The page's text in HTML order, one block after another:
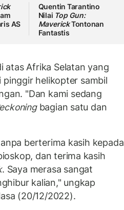
AS
Quentin Tarantino
Nilai Top Gun:
MaverickTontonan
Fantastis
atas Afrika Selatan yang
pinggir helikopter sambil
"Dan kami sedang
bagian satu dan
berterima kasih kepada
dan terima kasih
. Saya merasa sangat
kalian," ungkap
(20/12/2022).